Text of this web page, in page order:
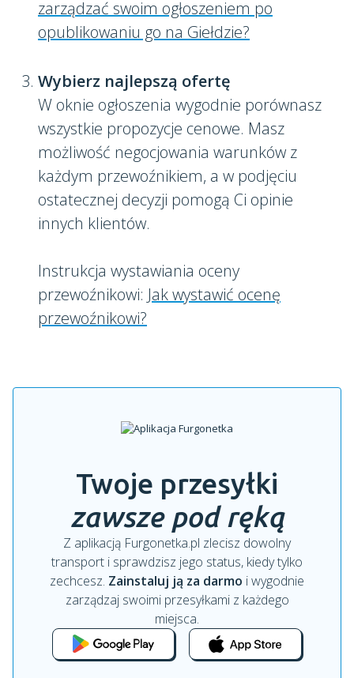
zarządzać swoim ogłoszeniem po
opublikowaniu go na Giełdzie?
Wybierz najlepszą ofertę
W oknie ogłoszenia wygodnie porównasz
wszystkie propozycje cenowe. Masz
możliwość negocjowania warunków z
każdym przewoźnikiem, a w podjęciu
ostatecznej decyzji pomogą Ci opinie
innych klientów.
Instrukcja wystawiania oceny
przewoźnikowi: Jak wystawić ocenę
przewoźnikowi?
Twoje przesyłki
zawsze pod ręką
Z aplikacją Furgonetka.pl zlecisz dowolny
transport i sprawdzisz jego status, kiedy tylko
zechcesz. Zainstaluj ją za darmo i wygodnie
zarządzaj swoimi przesyłkami z każdego
miejsca.